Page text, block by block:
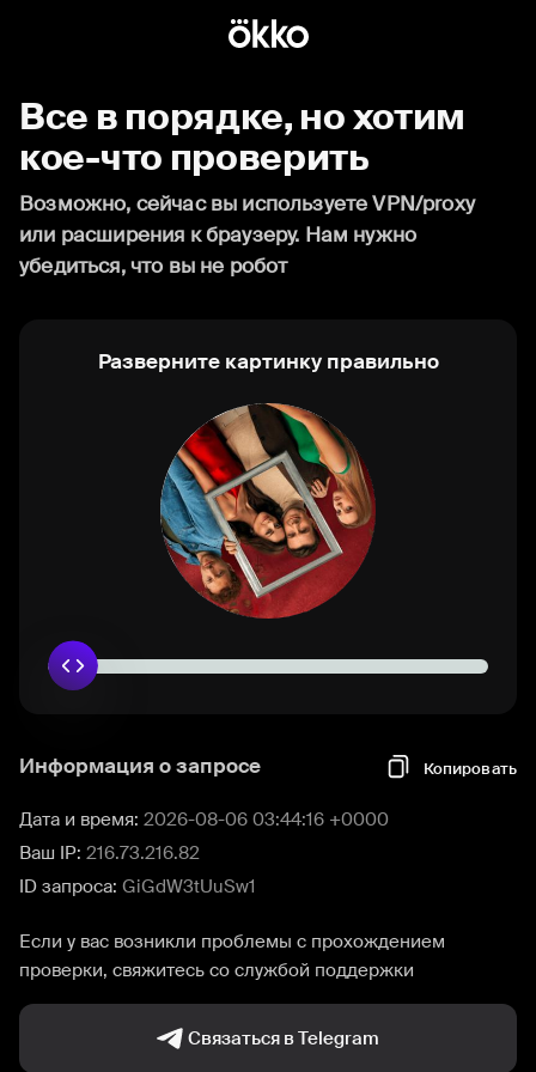
Все в порядке, но хотим
кое-что проверить
Возможно, сейчас вы используете VPN/proxy
или расширения к браузеру. Нам нужно
убедиться, что вы не робот
Разверните картинку правильно
Информация о запросе Копировать
Дата и время: 2026-08-06 03:44:16 +0000
Ваш IP: 216.73.216.82
ID запроса: GiGdW3tUuSw1
Если у вас возникли проблемы с прохождением
проверки, свяжитесь со службой поддержки
Связаться в Telegram